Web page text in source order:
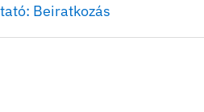
Beiratkozás